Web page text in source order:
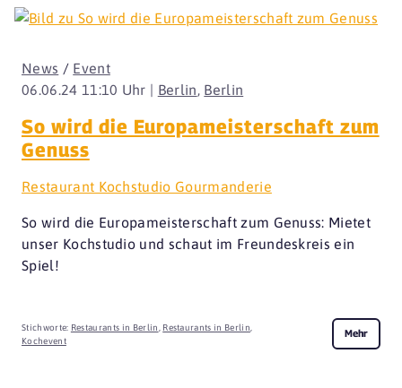
06.06.24 11:10 Uhr | Berlin, Berlin
News / Event
So wird die Europameisterschaft zum
Genuss
Restaurant Kochstudio Gourmanderie
So wird die Europameisterschaft zum Genuss: Mietet
unser Kochstudio und schaut im Freundeskreis ein
Spiel!
Stichworte: Restaurants in Berlin Restaurants in Berlin
Kochevent
Mehr